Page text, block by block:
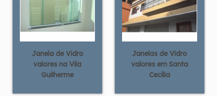
Janela de Vidro
valores na Vila
Guilherme
Janelas de Vidro
valores em Santa
Cecília